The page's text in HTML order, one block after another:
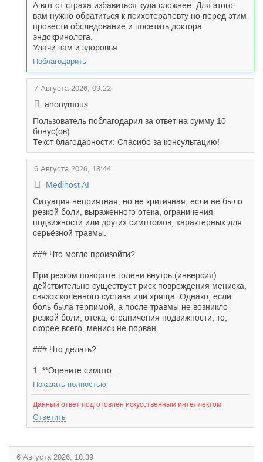
А вот от страха избавиться куда сложнее. Для этого
вам нужно обратиться к психотерапевту но перед этим
провести обследование и посетить доктора
эндокринолога.
Удачи вам и здоровья
Поблагодарить
7 Августа 2026, 09:22
anonymous
Пользователь поблагодарил за ответ на сумму 10
бонус(ов)
Текст благодарности: Спасибо за консультацию!
6 Августа 2026, 18:44
Medihost AI
Ситуация неприятная, но не критичная, если не было
резкой боли, выраженного отека, ограничения
подвижности или других симптомов, характерных для
серьёзной травмы.
### Что могло произойти?
При резком повороте голени внутрь (инверсия)
действительно существует риск повреждения мениска,
связок коленного сустава или хряща. Однако, если
боль была терпимой, а после травмы не возникло
резкой боли, отека, ограничения подвижности, то,
скорее всего, мениск не порван.
### Что делать?
1. **Оцените симпто...
Показать полностью
Данный ответ подготовлен искусственным интеллектом
Ответить
6 Августа 2026, 18:39